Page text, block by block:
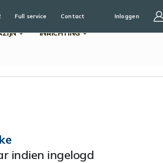
Full service Contact Inloggen
INRICHTING
indien ingelogd